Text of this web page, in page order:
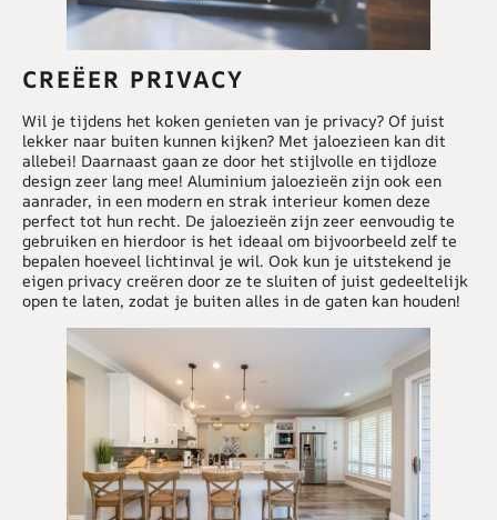
CREËER PRIVACY
Wil je tijdens het koken genieten van je privacy? Of juist
lekker naar buiten kunnen kijken? Met jaloezieen kan dit
allebei! Daarnaast gaan ze door het stijlvolle en tijdloze
design zeer lang mee! Aluminium jaloezieën zijn ook een
aanrader, in een modern en strak interieur komen deze
perfect tot hun recht. De jaloezieën zijn zeer eenvoudig te
gebruiken en hierdoor is het ideaal om bijvoorbeeld zelf te
bepalen hoeveel lichtinval je wil. Ook kun je uitstekend je
eigen privacy creëren door ze te sluiten of juist gedeeltelijk
open te laten, zodat je buiten alles in de gaten kan houden!